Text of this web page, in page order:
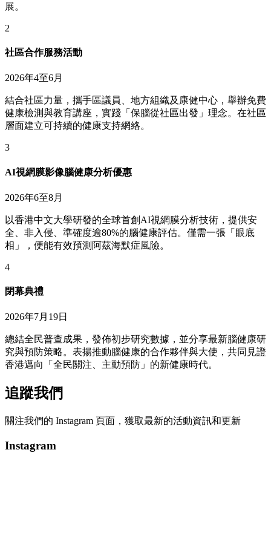
展。
2
社區合作服務活動
2026年4至6月
結合社區力量，攜手區議員、地方組織及康健中心，舉辦免費
健康檢測與教育講座，實踐「保腦從社區出發」理念。在社區
層面建立可持續的健康支持網絡。
3
AI視網膜影像腦健康分析優惠
2026年6至8月
以香港中文大學研發的全球首創AI視網膜分析技術，提供安
全、非入侵、準確度逾80%的腦健康評估。僅需一張「眼底
相」，便能有效預測阿茲海默症風險。
4
閉幕典禮
2026年7月19日
總結全民普查成果，發佈初步研究數據，並分享最新腦健康研
究與預防策略。表揚推動腦健康的合作夥伴與大使，共同見證
香港邁向「全民關注、主動預防」的新健康時代。
追蹤我們
關注我們的 Instagram 頁面，獲取最新的活動資訊和更新
Instagram